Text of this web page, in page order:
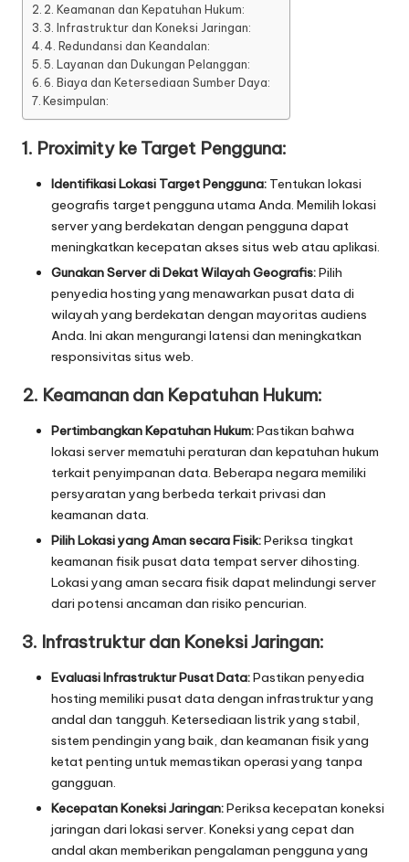
2. Keamanan dan Kepatuhan Hukum:
3. Infrastruktur dan Koneksi Jaringan:
4. Redundansi dan Keandalan:
5. Layanan dan Dukungan Pelanggan:
6. Biaya dan Ketersediaan Sumber Daya:
Kesimpulan:
1. Proximity ke Target Pengguna:
Identifikasi Lokasi Target Pengguna: Tentukan lokasi
geografis target pengguna utama Anda. Memilih lokasi
server yang berdekatan dengan pengguna dapat
meningkatkan kecepatan akses situs web atau aplikasi.
Gunakan Server di Dekat Wilayah Geografis:Pilih
penyedia hosting yang menawarkan pusat data di
wilayah yang berdekatan dengan mayoritas audiens
Anda. Ini akan mengurangi latensi dan meningkatkan
responsivitas situs web.
2. Keamanan dan Kepatuhan Hukum:
Pertimbangkan Kepatuhan Hukum:Pastikan bahwa
lokasi server mematuhi peraturan dan kepatuhan hukum
terkait penyimpanan data. Beberapa negara memiliki
persyaratan yang berbeda terkait privasi dan
keamanan data.
Pilih Lokasi yang Aman secara Fisik:Periksa tingkat
keamanan fisik pusat data tempat server dihosting.
Lokasi yang aman secara fisik dapat melindungi server
dari potensi ancaman dan risiko pencurian.
3. Infrastruktur dan Koneksi Jaringan:
Evaluasi Infrastruktur Pusat Data:Pastikan penyedia
hosting memiliki pusat data dengan infrastruktur yang
andal dan tangguh. Ketersediaan listrik yang stabil,
sistem pendingin yang baik, dan keamanan fisik yang
ketat penting untuk memastikan operasi yang tanpa
gangguan.
Kecepatan Koneksi Jaringan:Periksa kecepatan koneksi
jaringan dari lokasi server. Koneksi yang cepat dan
andal akan memberikan pengalaman pengguna yang